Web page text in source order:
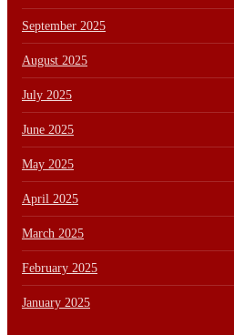
September 2025
August 2025
July 2025
June 2025
May 2025
April 2025
March 2025
February 2025
January 2025